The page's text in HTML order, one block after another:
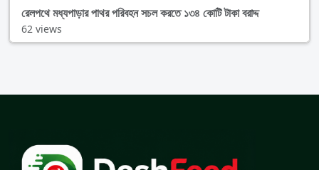
রেলপথে মধ্যপাড়ার পাথর পরিবহন সচল করতে ১৩৪ কোটি টাকা বরাদ্দ
62 views